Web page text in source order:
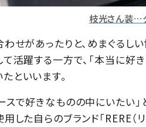
枝光さん装…
わせがあったりと、めまぐるし
て活躍する一方で、「本当に
といいます。
スで好きなものの中にいたい
した自らのブランド「RERE（